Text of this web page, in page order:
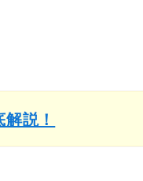
説！